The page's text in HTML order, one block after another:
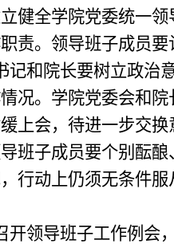
健全学院党委统一
责。领导班子成员
记和院长要树立政治
况。学院党委会和
上会，待进一步交
班子成员要个别酝
行动上仍须无条件
开领导班子工作例会